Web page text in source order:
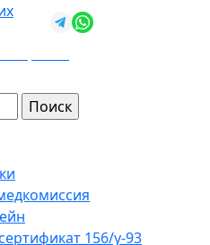
156/у-93